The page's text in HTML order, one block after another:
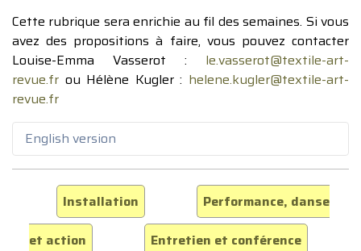
Cette rubrique sera enrichie au fil des semaines. Si vous
avez des propositions à faire, vous pouvez contacter
Louise-Emma Vasserot : le.vasserot@textile-art-
revue.fr ou Hélène Kugler : helene.kugler@textile-art-
revue.fr
English version
Installation
Performance, danse
et action
Entretien et conférence